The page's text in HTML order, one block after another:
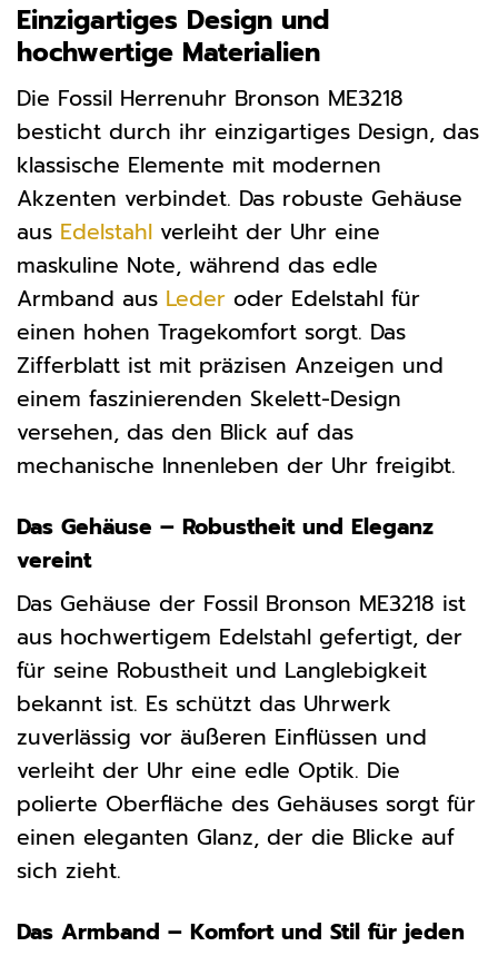
Einzigartiges Design und
hochwertige Materialien
Die Fossil Herrenuhr Bronson ME3218
besticht durch ihr einzigartiges Design, das
klassische Elemente mit modernen
Akzenten verbindet. Das robuste Gehäuse
aus Edelstahl verleiht der Uhr eine
maskuline Note, während das edle
Armband aus Leder oder Edelstahl für
einen hohen Tragekomfort sorgt. Das
Zifferblatt ist mit präzisen Anzeigen und
einem faszinierenden Skelett-Design
versehen, das den Blick auf das
mechanische Innenleben der Uhr freigibt.
Das Gehäuse – Robustheit und Eleganz
vereint
Das Gehäuse der Fossil Bronson ME3218 ist
aus hochwertigem Edelstahl gefertigt, der
für seine Robustheit und Langlebigkeit
bekannt ist. Es schützt das Uhrwerk
zuverlässig vor äußeren Einflüssen und
verleiht der Uhr eine edle Optik. Die
polierte Oberfläche des Gehäuses sorgt für
einen eleganten Glanz, der die Blicke auf
sich zieht.
Das Armband – Komfort und Stil für jeden